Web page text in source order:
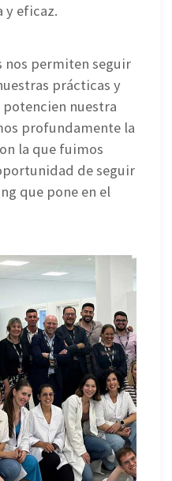
y eficaz.
nos permiten seguir
prácticas y
nuestra
profundamente la
la que fuimos
de seguir
que pone en el